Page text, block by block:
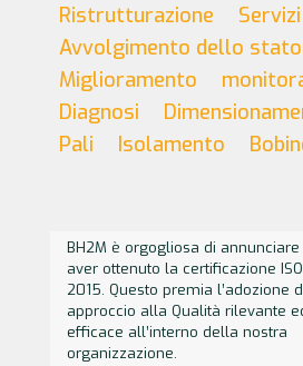
Ristrutturazione
Servizi
Avvolgimento dello
Miglioramento
Diagnosi
Pali
Isolamento
BH2M è orgogliosa di annunciare
aver ottenuto la certificazione
2015. Questo premia l’adozione
approccio alla Qualità rilevante
efficace all’interno della nostra
organizzazione.